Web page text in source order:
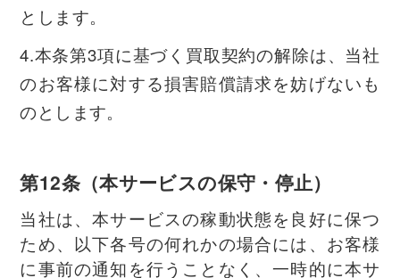
とします。
4.本条第3項に基づく買取契約の解除は、当社
のお客様に対する損害賠償請求を妨げないも
のとします。
第12条（本サービスの保守・停止）
当社は、本サービスの稼動状態を良好に保つ
ため、以下各号の何れかの場合には、お客様
に事前の通知を行うことなく、一時的に本サ